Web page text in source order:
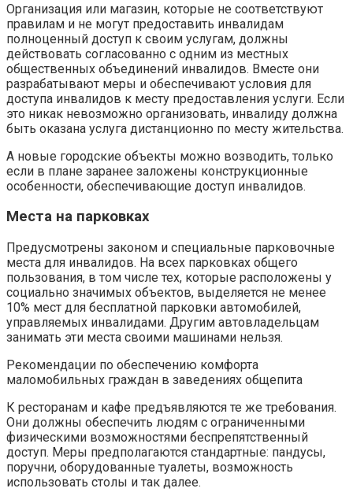
Организация или магазин, которые не соответствуют
правилам и не могут предоставить инвалидам
полноценный доступ к своим услугам, должны
действовать согласованно с одним из местных
общественных объединений инвалидов. Вместе они
разрабатывают меры и обеспечивают условия для
доступа инвалидов к месту предоставления услуги. Если
это никак невозможно организовать, инвалиду должна
быть оказана услуга дистанционно по месту жительства.
А новые городские объекты можно возводить, только
если в плане заранее заложены конструкционные
особенности, обеспечивающие доступ инвалидов.
Места на парковках
Предусмотрены законом и специальные парковочные
места для инвалидов. На всех парковках общего
пользования, в том числе тех, которые расположены у
социально значимых объектов, выделяется не менее
10% мест для бесплатной парковки автомобилей,
управляемых инвалидами. Другим автовладельцам
занимать эти места своими машинами нельзя.
Рекомендации по обеспечению комфорта
маломобильных граждан в заведениях общепита
К ресторанам и кафе предъявляются те же требования.
Они должны обеспечить людям с ограниченными
физическими возможностями беспрепятственный
доступ. Меры предполагаются стандартные: пандусы,
поручни, оборудованные туалеты, возможность
использовать столы и так далее.